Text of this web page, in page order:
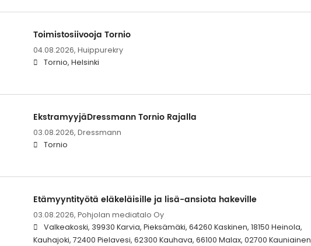
Toimistosiivooja Tornio
04.08.2026, Huippurekry
Tornio, Helsinki
EkstramyyjäDressmann Tornio Rajalla
03.08.2026, Dressmann
Tornio
Etämyyntityötä eläkeläisille ja lisä-ansiota hakeville
03.08.2026, Pohjolan mediatalo Oy
Valkeakoski, 39930 Karvia, Pieksämäki, 64260 Kaskinen, 18150 Heinola,
Kauhajoki, 72400 Pielavesi, 62300 Kauhava, 66100 Malax, 02700